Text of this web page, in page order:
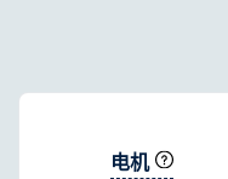
电机